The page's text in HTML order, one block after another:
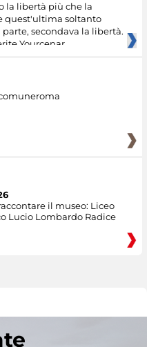
la libertà più che la
quest'ultima soltanto
parte, secondava la libertà.
Yourcenar
il museo: Liceo
Lucio Lombardo Radice